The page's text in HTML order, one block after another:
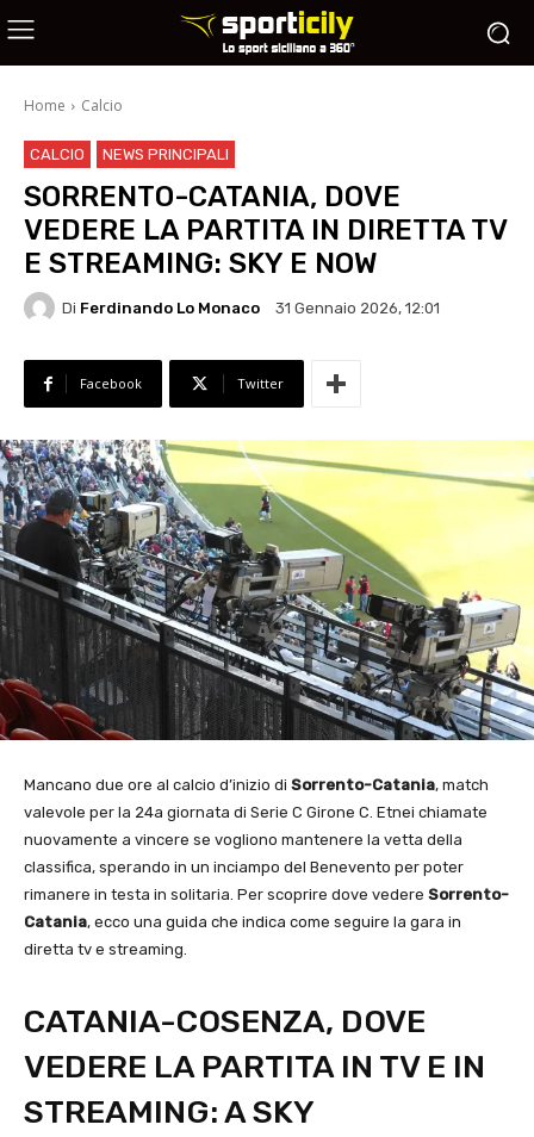
Home Calcio
CALCIO NEWS PRINCIPALI
SORRENTO-CATANIA, DOVE
VEDERE LA PARTITA IN DIRETTA TV
E STREAMING: SKY E NOW
Di Ferdinando Lo Monaco 31 Gennaio 2026, 12:01
Facebook Twitter
Mancano due ore al calcio d’inizio di Sorrento-Catania, match
valevole per la 24a giornata di Serie C Girone C. Etnei chiamate
nuovamente a vincere se vogliono mantenere la vetta della
classifica, sperando in un inciampo del Benevento per poter
rimanere in testa in solitaria. Per scoprire dove vedere Sorrento-
Catania, ecco una guida che indica come seguire la gara in
diretta tv e streaming.
CATANIA-COSENZA, DOVE
VEDERE LA PARTITA IN TV E IN
STREAMING: A SKY